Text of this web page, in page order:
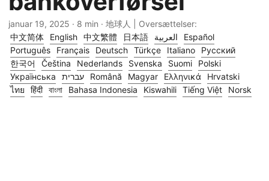
januar 19, 2025 · 8 min · 地球人 | Oversættelser:
中文简体
English 中文繁體 日本語 العربية
Español
Português
Français Deutsch Türkçe Italiano
Русский
한국어
Čeština Nederlands Svenska Suomi
Polski
Українська
עברית Română Magyar Ελληνικά
Hrvatski
ไทย
हिंदी বাংলা Bahasa Indonesia Kiswahili Tiếng Việt Norsk